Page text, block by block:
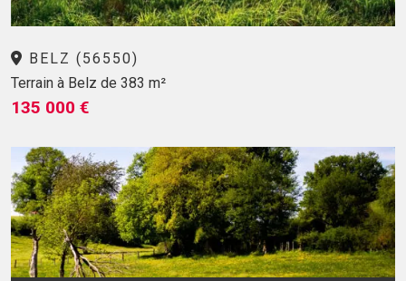
BELZ (56550)
Terrain à Belz de 383 m²
135 000 €